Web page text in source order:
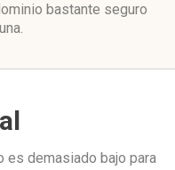
bastante seguro
es demasiado bajo para